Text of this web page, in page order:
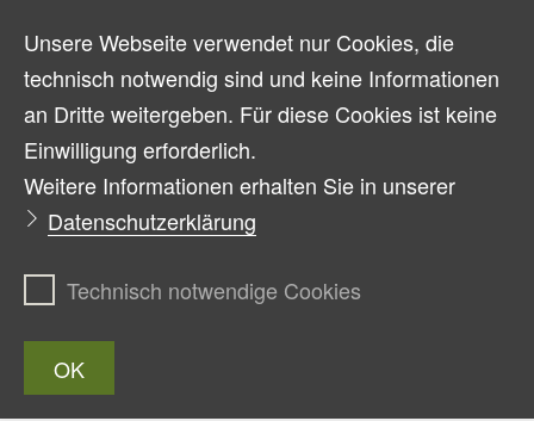
Unsere Webseite verwendet nur Cookies, die
technisch notwendig sind und keine Informationen
an Dritte weitergeben. Für diese Cookies ist keine
Einwilligung erforderlich.
Weitere Informationen erhalten Sie in unserer
Datenschutzerklärung
Technisch notwendige Cookies
OK